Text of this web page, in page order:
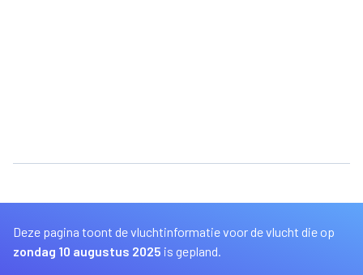
Deze pagina toont de vluchtinformatie voor de vlucht die op
zondag 10 augustus 2025 is gepland.